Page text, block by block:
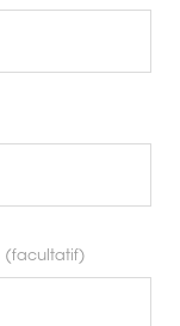
(facultatif)